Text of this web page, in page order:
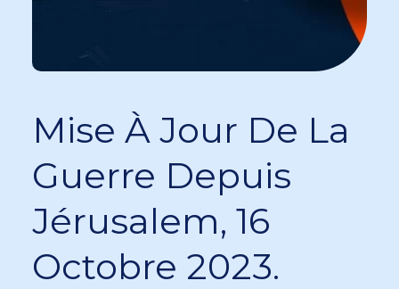
Mise À Jour De La
Guerre Depuis
Jérusalem, 16
Octobre 2023.